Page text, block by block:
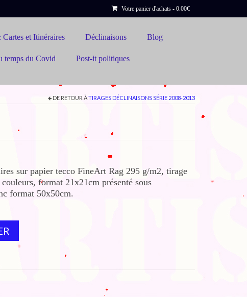
Votre panier d'achats - 0.00€
Cartes et Itinéraires Déclinaisons Blog
temps du Covid Post-it politiques
DE RETOUR ÀTIRAGES DÉCLINAISONS SÉRIE 2008-2013
sur papier tecco FineArt Rag 295 g/m2, tirage
format 21x21cm présenté sous
format 50x50cm.